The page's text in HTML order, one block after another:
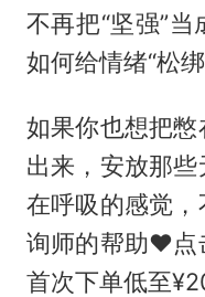
不再把“坚强”
如何给情绪“松绑
如果你也想把
出来，安放那
在呼吸的感觉
询师的帮助❤️点
首次下单低至